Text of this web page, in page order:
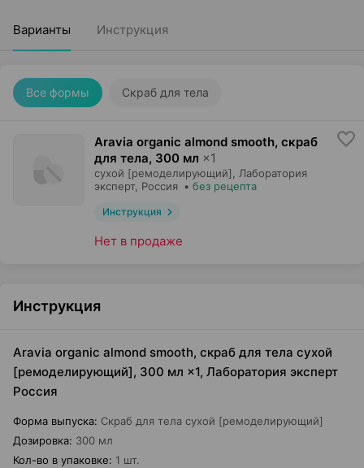
Варианты Инструкция
Все формы Скраб для тела
Aravia organic almond smooth, скраб
для тела, 300 мл ×1
cухой [ремоделирующий],
Лаборатория
эксперт, Россия • без рецепта
Инструкция
Нет в продаже
Инструкция
Aravia organic almond smooth, скраб для тела cухой
[ремоделирующий], 300 мл ×1, Лаборатория эксперт
Россия
Форма выпуска: Скраб для тела cухой [ремоделирующий]
Дозировка: 300 мл
Кол-во в упаковке: 1 шт.